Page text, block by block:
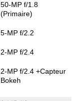
50-MP f/1.8
(Primaire)
5-MP f/2.2
2-MP f/2.4
2-MP f/2.4 +Capteur
Bokeh